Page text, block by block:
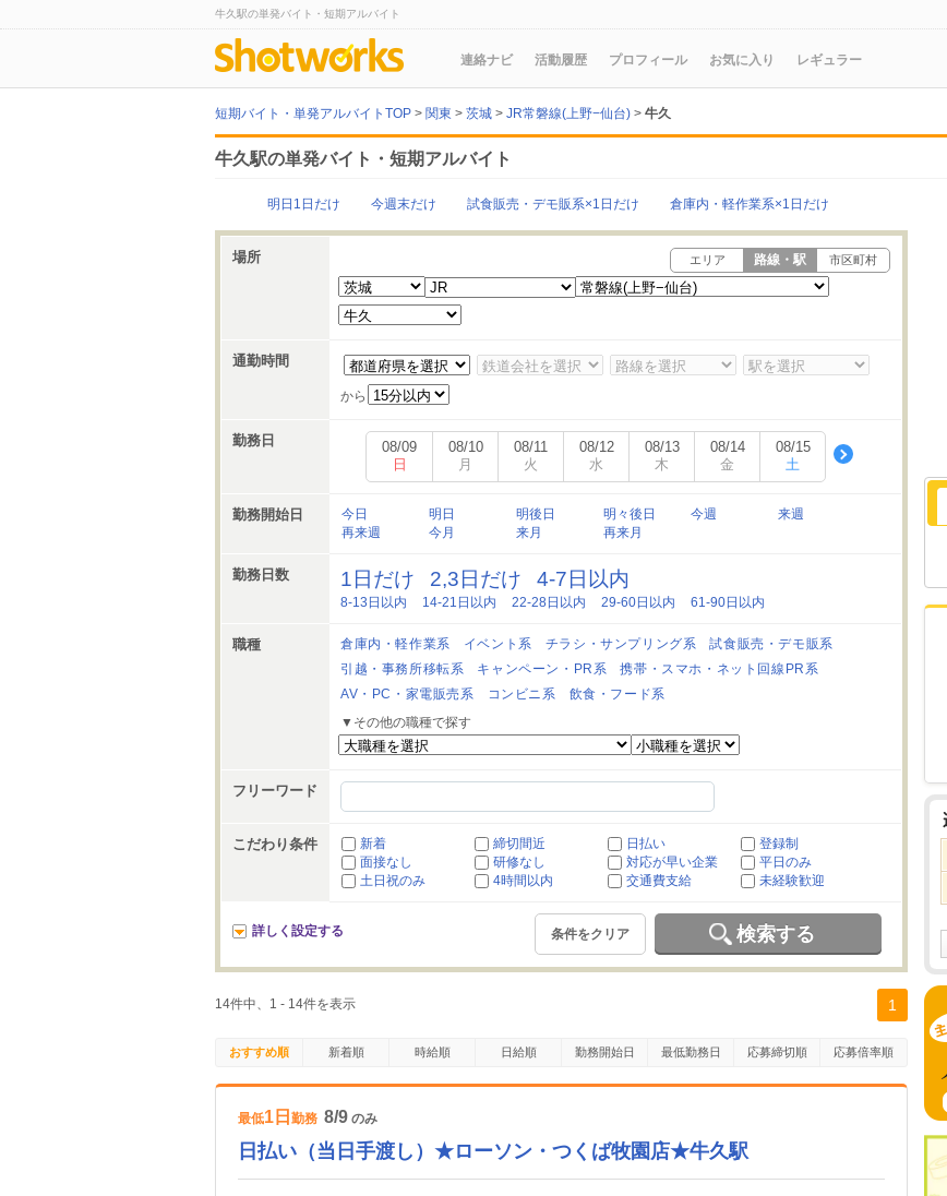
牛久駅の単発バイト・短期アルバイト
連絡ナビ 活動履歴 プロフィール お気に入り レギュラー
短期バイト・単発アルバイトTOP > 関東 > 茨城 > JR常磐線(上野−仙台) > 牛久
牛久駅の単発バイト・短期アルバイト
明日1日だけ 今週末だけ 試食販売・デモ販系×1日だけ 倉庫内・軽作業系×1日だけ
場所 エリア 路線・駅 市区町村
通勤時間
から
勤務日
08/09
日
08/10
月
08/11
火
08/12
水
08/13
木
08/14
金
08/15
土
勤務開始日 今日 明日 明後日 明々後日 今週
来週
再来週
今月 来月 再来月
勤務日数 1日だけ 2,3日だけ 4-7日以内
8-13日以内 14-21日以内 22-28日以内 29-60日以内 61-90日以内
職種 倉庫内・軽作業系 イベント系 チラシ・サンプリング系
試食販売・デモ販系
引越・事務所移転系
キャンペーン・PR系
携帯・スマホ・ネット回線PR系
AV・PC・家電販売系
コンビニ系
飲食・フード系
▼その他の職種で探す
フリーワード
こだわり条件 新着 締切間近 日払い
登録制
面接なし
研修なし 対応が早い企業
平日のみ
土日祝のみ
4時間以内 交通費支給 未経験歓迎
詳しく設定する 条件をクリア 検索する
14件中、1 - 14件を表示 1
おすすめ順 新着順 時給順 日給順 勤務開始日 最低勤務日 応募締切順 応募倍率順
最低1日 勤務 8/9 のみ
日払い（当日手渡し）★ローソン・つくば牧園店★牛久駅